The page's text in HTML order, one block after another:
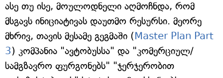
ასე თუ ისე, მოულოდნელი აღმოჩნდა, რომ
მსგავს ინიციატივას დაუთმო რესურსი. მეორე
მხრივ, თავის მესამე გეგმაში (Master Plan Part
3) კომპანია "ავტობუსსა" და "კომერციულ/
სამგზავრო ფურგონებს" "ჯერჯერობით